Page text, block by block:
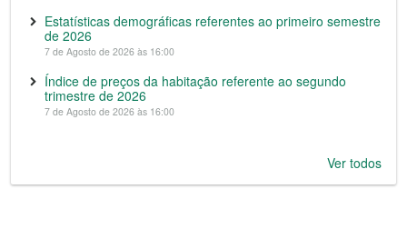
Estatísticas demográficas referentes ao primeiro semestre
de 2026
7 de Agosto de 2026 às 16:00
Índice de preços da habitação referente ao segundo
trimestre de 2026
7 de Agosto de 2026 às 16:00
Ver todos